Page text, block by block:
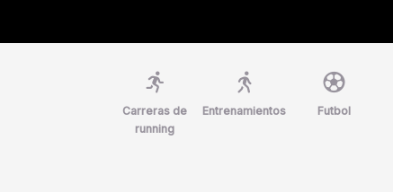
Carreras de
running
Entrenamientos Futbol